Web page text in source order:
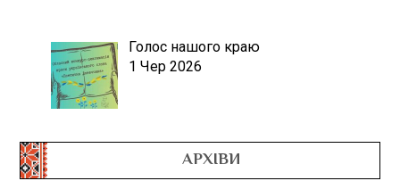
Голос нашого краю
1 Чер 2026
АРХІВИ